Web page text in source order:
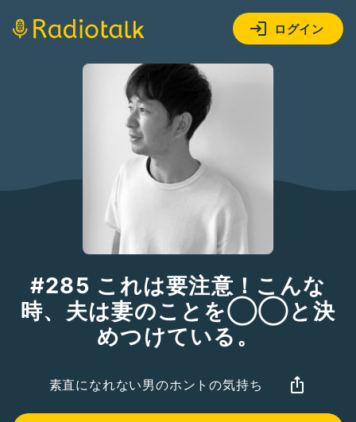
ログイン
#285 これは要注意！こんな
時、夫は妻のことを◯◯と決
めつけている。
素直になれない男のホントの気持ち